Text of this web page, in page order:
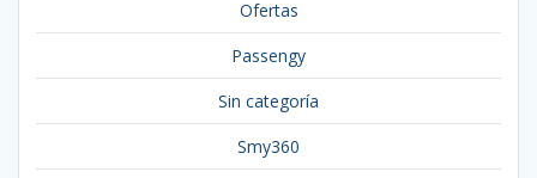
Ofertas
Passengy
Sin categoría
Smy360